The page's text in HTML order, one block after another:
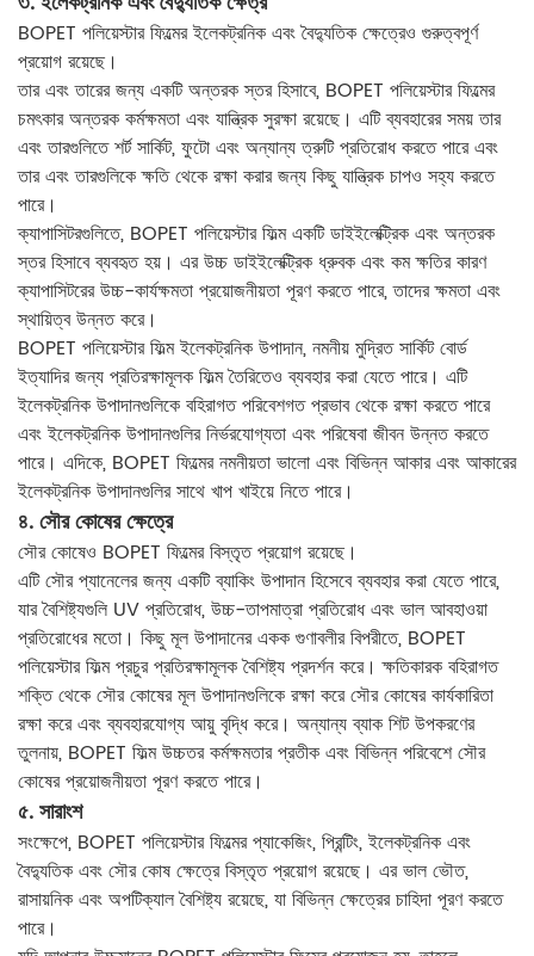
BOPET পলিয়েস্টার ফিল্মের ইলেকট্রনিক এবং বৈদ্যুতিক ক্ষেত্রেও গুরুত্বপূর্ণ
প্রয়োগ রয়েছে।
তার এবং তারের জন্য একটি অন্তরক স্তর হিসাবে, BOPET পলিয়েস্টার ফিল্মের
চমৎকার অন্তরক কর্মক্ষমতা এবং যান্ত্রিক সুরক্ষা রয়েছে। এটি ব্যবহারের সময় তার
এবং তারগুলিতে শর্ট সার্কিট, ফুটো এবং অন্যান্য ত্রুটি প্রতিরোধ করতে পারে এবং
তার এবং তারগুলিকে ক্ষতি থেকে রক্ষা করার জন্য কিছু যান্ত্রিক চাপও সহ্য করতে
পারে।
ক্যাপাসিটরগুলিতে, BOPET পলিয়েস্টার ফিল্ম একটি ডাইইলেক্ট্রিক এবং অন্তরক
স্তর হিসাবে ব্যবহৃত হয়। এর উচ্চ ডাইইলেক্ট্রিক ধ্রুবক এবং কম ক্ষতির কারণ
ক্যাপাসিটরের উচ্চ-কার্যক্ষমতা প্রয়োজনীয়তা পূরণ করতে পারে, তাদের ক্ষমতা এবং
স্থায়িত্ব উন্নত করে।
BOPET পলিয়েস্টার ফিল্ম ইলেকট্রনিক উপাদান, নমনীয় মুদ্রিত সার্কিট বোর্ড
ইত্যাদির জন্য প্রতিরক্ষামূলক ফিল্ম তৈরিতেও ব্যবহার করা যেতে পারে। এটি
ইলেকট্রনিক উপাদানগুলিকে বহিরাগত পরিবেশগত প্রভাব থেকে রক্ষা করতে পারে
এবং ইলেকট্রনিক উপাদানগুলির নির্ভরযোগ্যতা এবং পরিষেবা জীবন উন্নত করতে
পারে। এদিকে, BOPET ফিল্মের নমনীয়তা ভালো এবং বিভিন্ন আকার এবং আকারের
ইলেকট্রনিক উপাদানগুলির সাথে খাপ খাইয়ে নিতে পারে।
৪. সৌর কোষের ক্ষেত্রে
সৌর কোষেও BOPET ফিল্মের বিস্তৃত প্রয়োগ রয়েছে।
এটি সৌর প্যানেলের জন্য একটি ব্যাকিং উপাদান হিসেবে ব্যবহার করা যেতে পারে,
যার বৈশিষ্ট্যগুলি UV প্রতিরোধ, উচ্চ-তাপমাত্রা প্রতিরোধ এবং ভাল আবহাওয়া
প্রতিরোধের মতো। কিছু মূল উপাদানের একক গুণাবলীর বিপরীতে, BOPET
পলিয়েস্টার ফিল্ম প্রচুর প্রতিরক্ষামূলক বৈশিষ্ট্য প্রদর্শন করে। ক্ষতিকারক বহিরাগত
শক্তি থেকে সৌর কোষের মূল উপাদানগুলিকে রক্ষা করে সৌর কোষের কার্যকারিতা
রক্ষা করে এবং ব্যবহারযোগ্য আয়ু বৃদ্ধি করে। অন্যান্য ব্যাক শিট উপকরণের
তুলনায়, BOPET ফিল্ম উচ্চতর কর্মক্ষমতার প্রতীক এবং বিভিন্ন পরিবেশে সৌর
কোষের প্রয়োজনীয়তা পূরণ করতে পারে।
৫. সারাংশ
সংক্ষেপে, BOPET পলিয়েস্টার ফিল্মের প্যাকেজিং, প্রিন্টিং, ইলেকট্রনিক এবং
বৈদ্যুতিক এবং সৌর কোষ ক্ষেত্রে বিস্তৃত প্রয়োগ রয়েছে। এর ভাল ভৌত,
রাসায়নিক এবং অপটিক্যাল বৈশিষ্ট্য রয়েছে, যা বিভিন্ন ক্ষেত্রের চাহিদা পূরণ করতে
পারে।